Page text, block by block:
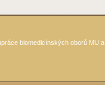
biomedicínských oborů MU